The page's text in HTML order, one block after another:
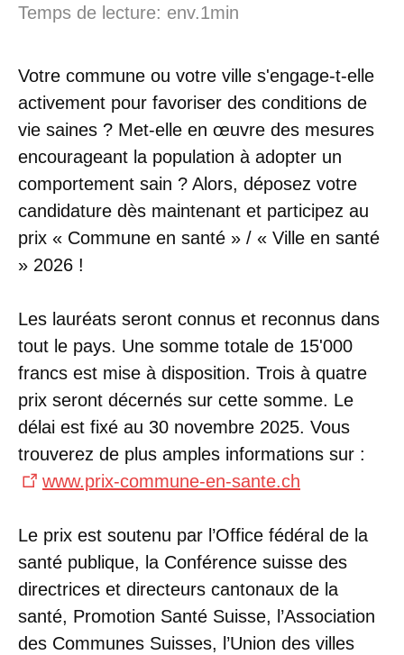
Temps de lecture: env.1min
Votre commune ou votre ville s'engage-t-elle
activement pour favoriser des conditions de
vie saines ? Met-elle en œuvre des mesures
encourageant la population à adopter un
comportement sain ? Alors, déposez votre
candidature dès maintenant et participez au
prix « Commune en santé » / « Ville en santé
» 2026 !
Les lauréats seront connus et reconnus dans
tout le pays. Une somme totale de 15'000
francs est mise à disposition. Trois à quatre
prix seront décernés sur cette somme. Le
délai est fixé au 30 novembre 2025. Vous
trouverez de plus amples informations sur :
www.prix-commune-en-sante.ch
Le prix est soutenu par l’Office fédéral de la
santé publique, la Conférence suisse des
directrices et directeurs cantonaux de la
santé, Promotion Santé Suisse, l’Association
des Communes Suisses, l’Union des villes